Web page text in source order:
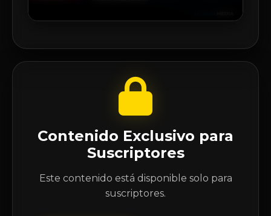
Contenido Exclusivo para
Suscriptores
Este contenido está disponible solo para
suscriptores.